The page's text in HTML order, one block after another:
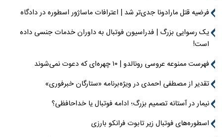
فرضیه قتل مارادونا جدی‌تر شد | اعترافات ماساژور اسطوره در دادگاه
یک رسوایی بزرگ | فدراسیون فوتبال به داوران خدمات جنسی داده
است!
فهرست ممنوعه عروسی رونالدو | ۱۰ چهره‌ای که دعوت نمی‌شوند
تقدیر از مصطفی احمدی در ویژه‌برنامه «ستارگان خبرفوری»
نیمار در آستانه تصمیم بزرگ؛ ادامه فوتبال یا خداحافظی؟
اسطوره‌های فوتبال زیر تابوت فرانکو بارزی